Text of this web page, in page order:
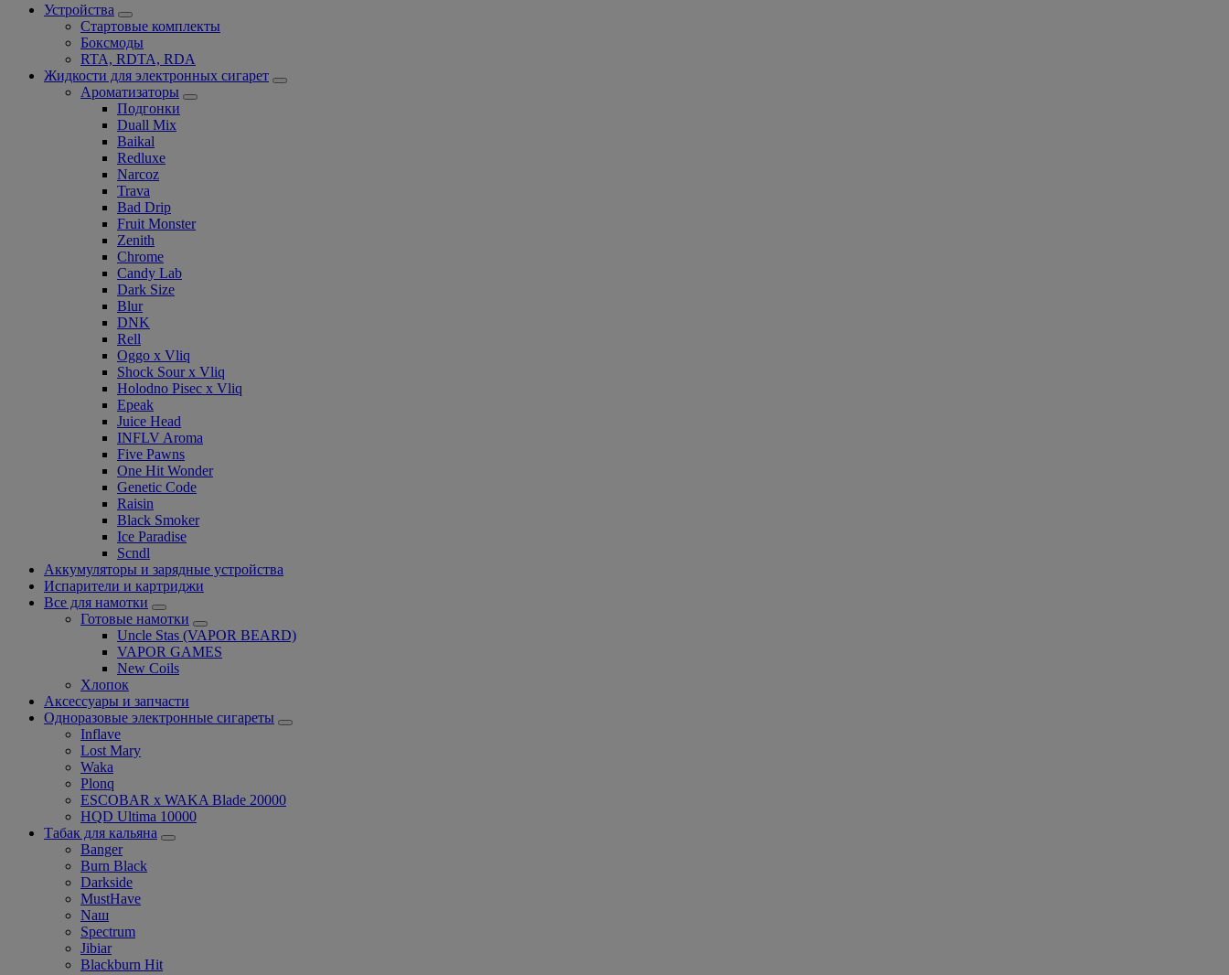
Устройства
Стартовые комплекты
Боксмоды
RTA, RDTA, RDA
Жидкости для электронных сигарет
Ароматизаторы
Подгонки
Duall Mix
Baikal
Redluxe
Narcoz
Trava
Bad Drip
Fruit Monster
Zenith
Chrome
Candy Lab
Dark Size
Blur
DNK
Rell
Oggo x Vliq
Shock Sour x Vliq
Holodno Pisec x Vliq
Epeak
Juice Head
INFLV Aroma
Five Pawns
One Hit Wonder
Genetic Code
Raisin
Black Smoker
Ice Paradise
Scndl
Аккумуляторы и зарядные устройства
Испарители и картриджи
Все для намотки
Готовые намотки
Uncle Stas (VAPOR BEARD)
VAPOR GAMES
New Coils
Хлопок
Аксессуары и запчасти
Одноразовые электронные сигареты
Inflave
Lost Mary
Waka
Plonq
ESCOBAR x WAKA Blade 20000
HQD Ultima 10000
Табак для кальяна
Banger
Burn Black
Darkside
MustHave
Nаш
Spectrum
Jibiar
Blackburn Hit